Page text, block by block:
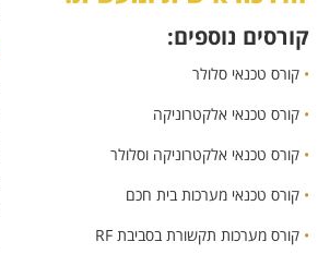
קורסים נוספים:
• קורס טכנאי סלולר
• קורס טכנאי אלקטרוניקה
• קורס טכנאי אלקטרוניקה וסלולר
• קורס טכנאי מערכות בית חכם
•קורס מערכות תקשורת בסביבת RF